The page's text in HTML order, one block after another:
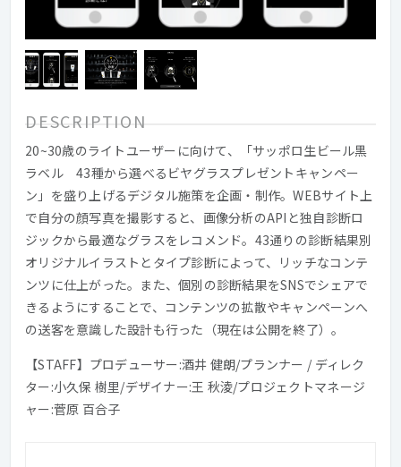
DESCRIPTION
20~30歳のライトユーザーに向けて、「サッポロ生ビール黒
ラベル 43種から選べるビヤグラスプレゼントキャンペー
ン」を盛り上げるデジタル施策を企画・制作。WEBサイト上
で自分の顔写真を撮影すると、画像分析のAPIと独自診断ロ
ジックから最適なグラスをレコメンド。43通りの診断結果別
オリジナルイラストとタイプ診断によって、リッチなコンテ
ンツに仕上がった。また、個別の診断結果をSNSでシェアで
きるようにすることで、コンテンツの拡散やキャンペーンへ
の送客を意識した設計も行った（現在は公開を終了）。
【STAFF】プロデューサー:酒井 健朗/プランナー / ディレク
ター:小久保 樹里/デザイナー:王 秋淩/プロジェクトマネージ
ャー:菅原 百合子